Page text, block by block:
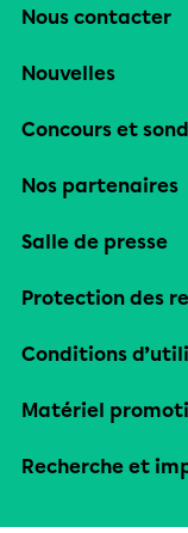
Nous contacter
Nouvelles
Concours et
Nos partenaires
Salle de presse
Protection des
Conditions
Matériel
Recherche et